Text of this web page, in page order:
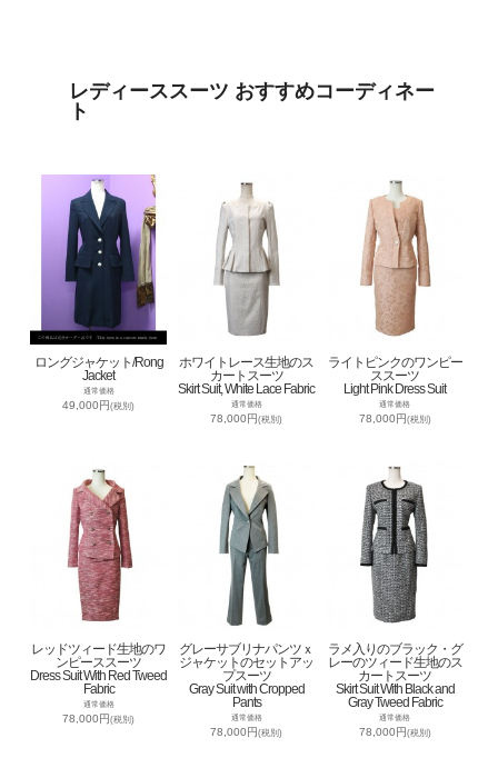
レディーススーツ おすすめコーディネー
ト
ロングジャケット/Rong
Jacket
通常価格
49,000円(税別)
ホワイトレース生地のス
カートスーツ
Skirt Suit, White Lace Fabric
通常価格
78,000円(税別)
ライトピンクのワンピー
ススーツ
Light Pink Dress Suit
通常価格
78,000円(税別)
レッドツィード生地のワ
ンピーススーツ
Dress Suit With Red Tweed
Fabric
通常価格
78,000円(税別)
グレーサブリナパンツｘ
ジャケットのセットアッ
プスーツ
Gray Suit with Cropped
Pants
通常価格
78,000円(税別)
ラメ入りのブラック・グ
レーのツィード生地のス
カートスーツ
Skirt Suit With Black and
Gray Tweed Fabric
通常価格
78,000円(税別)